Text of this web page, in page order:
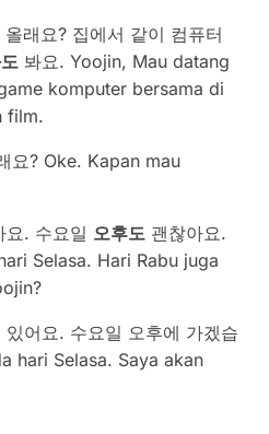
래요? 집에서 같이 컴퓨터
봐요. Yoojin, Mau datang
komputer bersama di
film.
요? Oke. Kapan mau
요. 수요일 오후도 괜찮아요.
Selasa. Hari Rabu juga
어요. 수요일 오후에 가겠습
hari Selasa. Saya akan